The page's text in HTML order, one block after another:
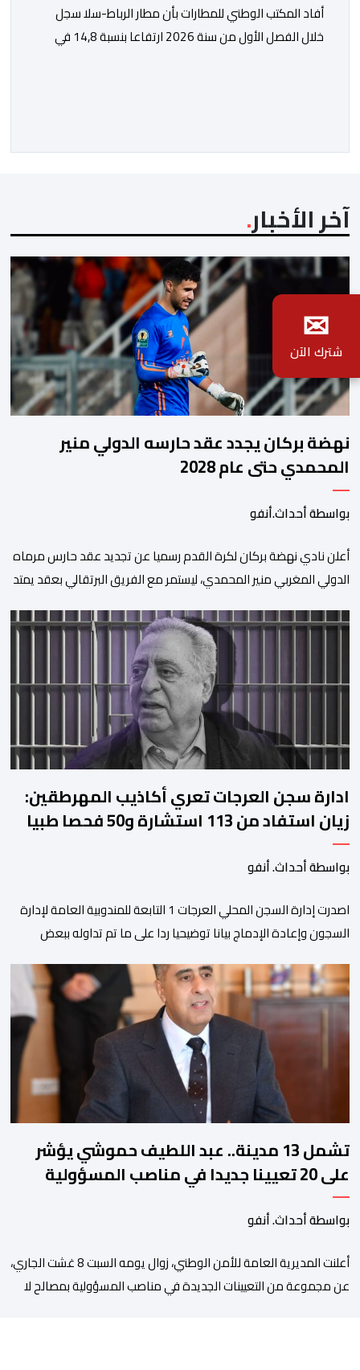
أفاد المكتب الوطني للمطارات بأن مطار الرباط-سلا سجل
خلال الفصل الأول من سنة 2026 ارتفاعا بنسبة 14,8 في
[…]
آخر الأخبار
نهضة بركان يجدد عقد حارسه الدولي منير
المحمدي حتى عام 2028
بواسطة أحداث.أنفو
​أعلن نادي نهضة بركان لكرة القدم رسميا عن تجديد عقد حارس مرماه
الدولي المغربي منير المحمدي، ليستمر مع الفريق البرتقالي بعقد يمتد
على منصات التواصل الاجتماعي، مصحوبا بعبارة “الرحلة مستمرة”، في
إشارة إلى رغبة الإدارة في الحفاظ على ركائز الفريق والتعزيز من
ادارة سجن العرجات تعري أكاذيب المهرطقين:
زيان استفاد من 113 استشارة و50 فحصا طبيا
بواسطة أحداث. أنفو
اصدرت إدارة السجن المحلي العرجات 1 التابعة للمندوبية العامة لإدارة
السجون وإعادة الإدماج بيانا توضيحيا ردا على ما تم تداوله ببعض
زيان، المعتقل بالمؤسسة ذاتها، وذلك لتنوير الرأي العام بالحقائق
والمعطيات الدقيقة.واوضحت إدارة المؤسسة السجنية أن المعني
بالأمر يستفيد منذ إيداعه من تتبع طبي منتظم ومستمر وفقا […]
تشمل 13 مدينة.. عبد اللطيف حموشي يؤشر
على 20 تعيينا جديدا في مناصب المسؤولية
بمصالح الأمن الوطني
بواسطة أحداث. أنفو
أعلنت المديرية العامة للأمن الوطني، زوال يومه السبت 8 غشت الجاري،
عن مجموعة من التعيينات الجديدة في مناصب المسؤولية بمصالح لا
✉
شترك الآن